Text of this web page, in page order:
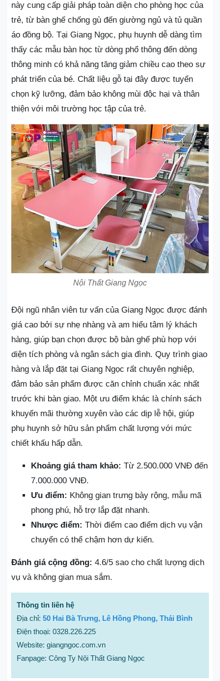
này cung cấp giải pháp toàn diện cho phòng học của
trẻ, từ bàn ghế chống gù đến giường ngủ và tủ quần
áo đồng bộ. Tại Giang Ngọc, phụ huynh dễ dàng tìm
thấy các mẫu bàn học từ dòng phổ thông đến dòng
thông minh có khả năng tăng giảm chiều cao theo sự
phát triển của bé. Chất liệu gỗ tại đây được tuyển
chọn kỹ lưỡng, đảm bảo không mùi độc hại và thân
thiện với môi trường học tập của trẻ.
Nội Thất Giang Ngọc
Đội ngũ nhân viên tư vấn của Giang Ngọc được đánh
giá cao bởi sự nhẹ nhàng và am hiểu tâm lý khách
hàng, giúp bạn chọn được bộ bàn ghế phù hợp với
diện tích phòng và ngân sách gia đình. Quy trình giao
hàng và lắp đặt tại Giang Ngọc rất chuyên nghiệp,
đảm bảo sản phẩm được căn chỉnh chuẩn xác nhất
trước khi bàn giao. Một ưu điểm khác là chính sách
khuyến mãi thường xuyên vào các dịp lễ hội, giúp
phụ huynh sở hữu sản phẩm chất lượng với mức
chiết khấu hấp dẫn.
Khoảng giá tham khảo: Từ 2.500.000 VNĐ đến
7.000.000 VNĐ.
Ưu điểm: Không gian trưng bày rộng, mẫu mã
phong phú, hỗ trợ lắp đặt nhanh.
Nhược điểm: Thời điểm cao điểm dịch vụ vận
chuyển có thể chậm hơn dự kiến.
Đánh giá cộng đồng: 4.6/5 sao cho chất lượng dịch
vụ và không gian mua sắm.
Thông tin liên hệ
Địa chỉ: 50 Hai Bà Trưng, Lê Hồng Phong, Thái Bình
Điện thoại: 0328.226.225
Website: giangngoc.com.vn
Fanpage: Công Ty Nội Thất Giang Ngọc